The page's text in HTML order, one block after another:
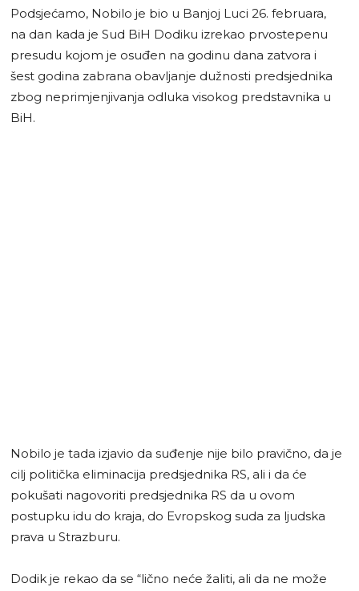
Podsjećamo, Nobilo je bio u Banjoj Luci 26. februara,
na dan kada je Sud BiH Dodiku izrekao prvostepenu
presudu kojom je osuđen na godinu dana zatvora i
šest godina zabrana obavljanje dužnosti predsjednika
zbog neprimjenjivanja odluka visokog predstavnika u
BiH.
Nobilo je tada izjavio da suđenje nije bilo pravično, da je
cilj politička eliminacija predsjednika RS, ali i da će
pokušati nagovoriti predsjednika RS da u ovom
postupku idu do kraja, do Evropskog suda za ljudska
prava u Strazburu.
Dodik je rekao da se “lično neće žaliti, ali da ne može